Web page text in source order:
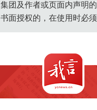
集团及作者或页面内声明
书面授权的，在使用时必须